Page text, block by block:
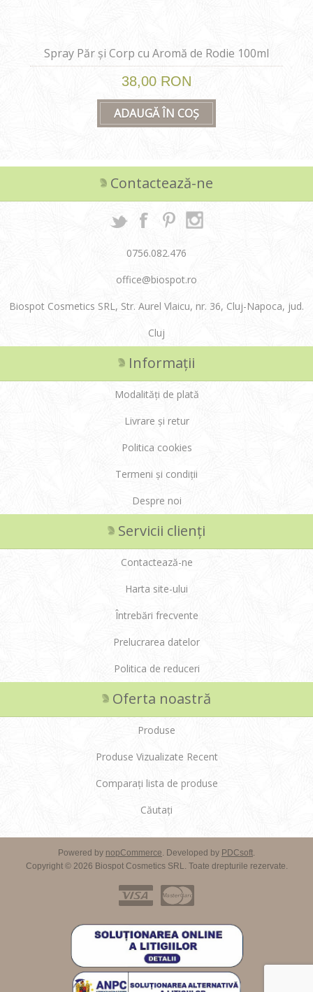
ADAUGĂ ÎN COȘ
Spray Păr și Corp cu Aromă de Rodie 100ml
38,00 RON
Contactează-ne
0756.082.476
office@biospot.ro
Biospot Cosmetics SRL, Str. Aurel Vlaicu, nr. 36, Cluj-Napoca, jud.
Cluj
Informații
Modalități de plată
Livrare și retur
Politica cookies
Termeni și condiții
Despre noi
Servicii clienți
Contactează-ne
Harta site-ului
Întrebări frecvente
Prelucrarea datelor
Politica de reduceri
Oferta noastră
Produse
Produse Vizualizate Recent
Comparați lista de produse
Căutați
Powered by nopCommerce. Developed by PDCsoft.
Copyright © 2026 Biospot Cosmetics SRL. Toate drepturile rezervate.